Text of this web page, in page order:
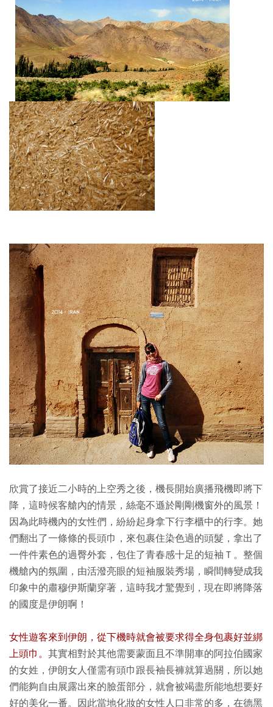
欣賞了接近二小時的上空秀之後，機長開始廣播飛機即將下
降，這時候客艙內的情景，絲毫不遜於剛剛機窗外的風景！
因為此時機內的女性們，紛紛起身拿下行李櫃中的行李。她
們翻出了一條條的長頭巾，來包裹住染色過的頭髮，拿出了
一件件素色的過臀外套，包住了青春感十足的短袖Ｔ。整個
機艙內的氛圍，由活潑亮眼的短袖服裝秀場，瞬間轉變成我
印象中的肅穆伊斯蘭穿著，這時我才驚覺到，現在即將降落
的國度是伊朗啊！
女性遊客來到伊朗，從下機時就會被要求得全身包裹好並綁
上頭巾。 其實相對於其他需要蒙面且不準開車的阿拉伯國家
的女姓，伊朗女人僅需有頭巾跟長袖長褲就算過關，所以她
們能夠自由展露出來的臉蛋部分，就會被竭盡所能地想要好
好的美化一番。因此當地化妝的女性人口非常的多，在德黑